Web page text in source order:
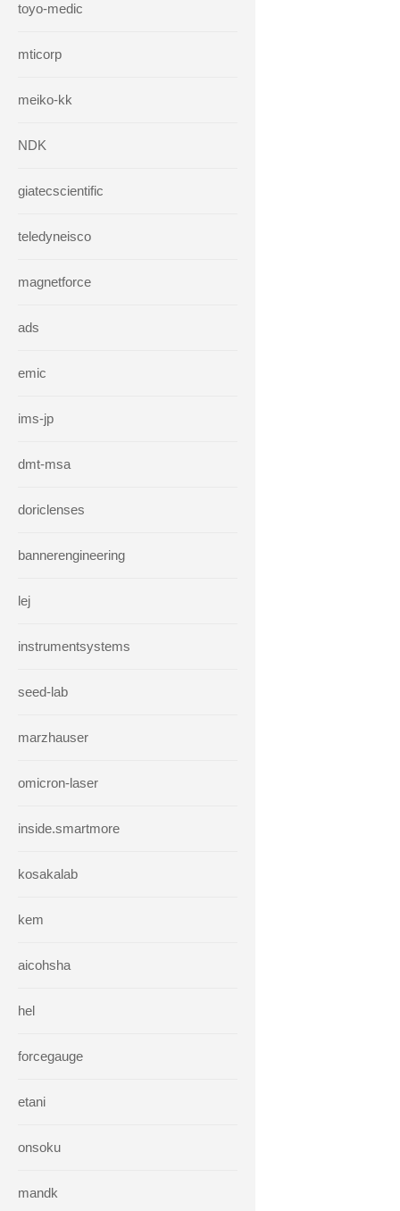
toyo-medic
mticorp
meiko-kk
NDK
giatecscientific
teledyneisco
magnetforce
ads
emic
ims-jp
dmt-msa
doriclenses
bannerengineering
lej
instrumentsystems
seed-lab
marzhauser
omicron-laser
inside.smartmore
kosakalab
kem
aicohsha
hel
forcegauge
etani
onsoku
mandk